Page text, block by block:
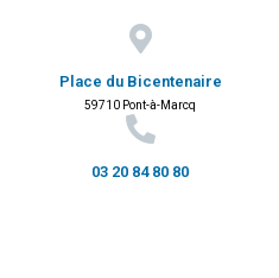
Place du Bicentenaire
59710 Pont-à-Marcq
03 20 84 80 80